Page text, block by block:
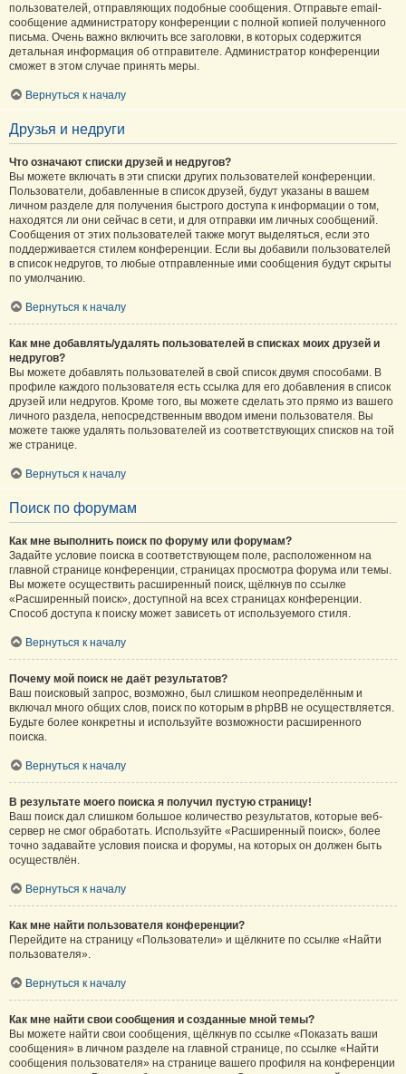
пользователей, отправляющих подобные сообщения. Отправьте email-
сообщение администратору конференции с полной копией полученного
письма. Очень важно включить все заголовки, в которых содержится
детальная информация об отправителе. Администратор конференции
сможет в этом случае принять меры.
Вернуться к началу
Друзья и недруги
Что означают списки друзей и недругов?
Вы можете включать в эти списки других пользователей конференции.
Пользователи, добавленные в список друзей, будут указаны в вашем
личном разделе для получения быстрого доступа к информации о том,
находятся ли они сейчас в сети, и для отправки им личных сообщений.
Сообщения от этих пользователей также могут выделяться, если это
поддерживается стилем конференции. Если вы добавили пользователей
в список недругов, то любые отправленные ими сообщения будут скрыты
по умолчанию.
Вернуться к началу
Как мне добавлять/удалять пользователей в списках моих друзей и
недругов?
Вы можете добавлять пользователей в свой список двумя способами. В
профиле каждого пользователя есть ссылка для его добавления в список
друзей или недругов. Кроме того, вы можете сделать это прямо из вашего
личного раздела, непосредственным вводом имени пользователя. Вы
можете также удалять пользователей из соответствующих списков на той
же странице.
Вернуться к началу
Поиск по форумам
Как мне выполнить поиск по форуму или форумам?
Задайте условие поиска в соответствующем поле, расположенном на
главной странице конференции, страницах просмотра форума или темы.
Вы можете осуществить расширенный поиск, щёлкнув по ссылке
«Расширенный поиск», доступной на всех страницах конференции.
Способ доступа к поиску может зависеть от используемого стиля.
Вернуться к началу
Почему мой поиск не даёт результатов?
Ваш поисковый запрос, возможно, был слишком неопределённым и
включал много общих слов, поиск по которым в phpBB не осуществляется.
Будьте более конкретны и используйте возможности расширенного
поиска.
Вернуться к началу
В результате моего поиска я получил пустую страницу!
Ваш поиск дал слишком большое количество результатов, которые веб-
сервер не смог обработать. Используйте «Расширенный поиск», более
точно задавайте условия поиска и форумы, на которых он должен быть
осуществлён.
Вернуться к началу
Как мне найти пользователя конференции?
Перейдите на страницу «Пользователи» и щёлкните по ссылке «Найти
пользователя».
Вернуться к началу
Как мне найти свои сообщения и созданные мной темы?
Вы можете найти свои сообщения, щёлкнув по ссылке «Показать ваши
сообщения» в личном разделе на главной странице, по ссылке «Найти
сообщения пользователя» на странице вашего профиля на конференции